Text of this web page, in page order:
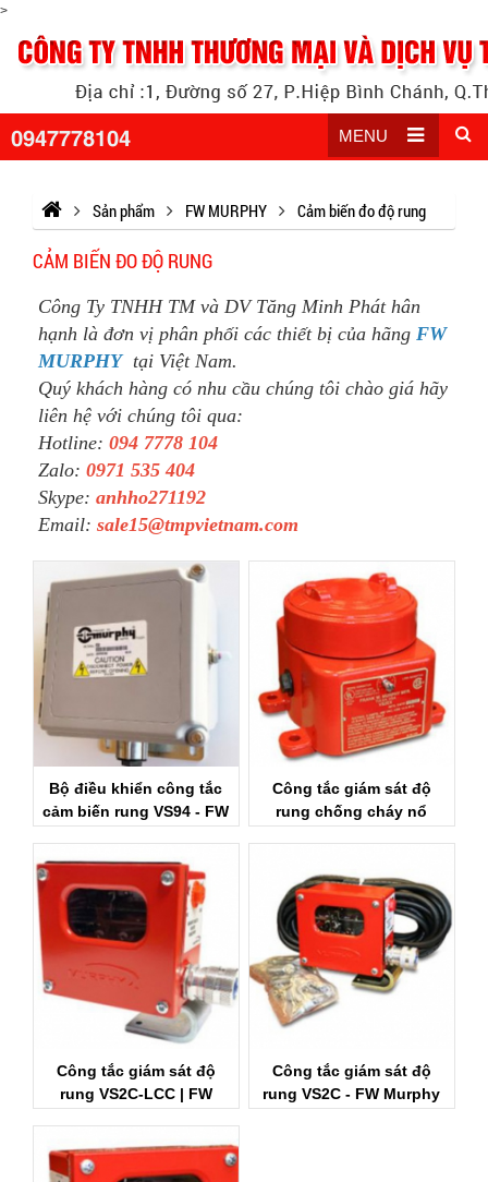
>
0947778104 MENU
Sản phẩm FW MURPHY Cảm biến đo độ rung
CẢM BIẾN ĐO ĐỘ RUNG
Công Ty TNHH TM và DV Tăng Minh Phát hân
hạnh là đơn vị phân phối các thiết bị của hãng FW
MURPHYtại Việt Nam.
Quý khách hàng có nhu cầu chúng tôi chào giá hãy
liên hệ với chúng tôi qua:
Hotline: 094 7778 104
Zalo: 0971 535 404
Skype: anhho271192
Email: sale15@tmpvietnam.com
Bộ điều khiển công tắc
cảm biến rung VS94 - FW
Công tắc giám sát độ
rung chống cháy nổ
Công tắc giám sát độ
rung VS2C-LCC | FW
Công tắc giám sát độ
rung VS2C - FW Murphy